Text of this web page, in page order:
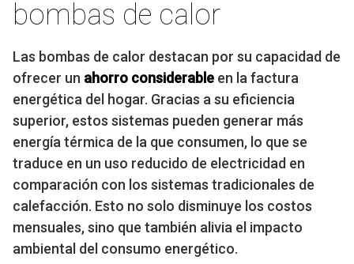
bombas de calor
Las bombas de calor destacan por su capacidad de
ofrecer un ahorro considerable en la factura
energética del hogar. Gracias a su eficiencia
superior, estos sistemas pueden generar más
energía térmica de la que consumen, lo que se
traduce en un uso reducido de electricidad en
comparación con los sistemas tradicionales de
calefacción. Esto no solo disminuye los costos
mensuales, sino que también alivia el impacto
ambiental del consumo energético.